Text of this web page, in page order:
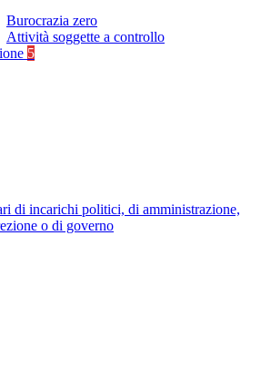
Burocrazia zero
Attività soggette a controllo
5
di incarichi politici, di amministrazione,
o di governo